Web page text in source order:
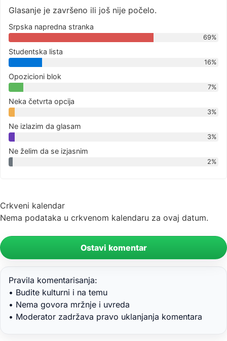
Glasanje je završeno ili još nije počelo.
Srpska napredna stranka
69%
Studentska lista
16%
Opozicioni blok
7%
Neka četvrta opcija
3%
Ne izlazim da glasam
3%
Ne želim da se izjasnim
2%
Crkveni kalendar
Nema podataka u crkvenom kalendaru za ovaj datum.
Ostavi komentar
Pravila komentarisanja:
• Budite kulturni i na temu
• Nema govora mržnje i uvreda
• Moderator zadržava pravo uklanjanja komentara